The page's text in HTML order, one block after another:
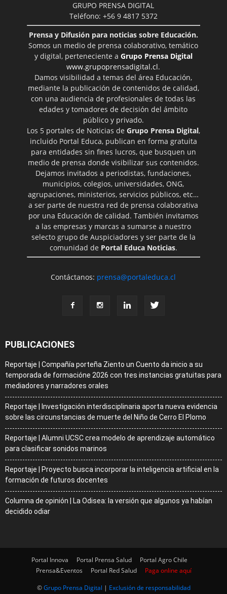
GRUPO PRENSA DIGITAL
Teléfono: +56 9 4817 5372
Prensa y Difusión para noticias sobre Educación.
Somos un medio de prensa colaborativo, temático
y digital, perteneciente a Grupo Prensa Digital
www.grupoprensadigital.cl.
Damos visibilidad a temas del área Educación,
mediante la publicación de contenidos de calidad,
con una audiencia de profesionales de todas las
edades y tomadores de decisión del ámbito
público y privado.
Los 5 portales de Noticias de Grupo Prensa Digital,
incluido Portal Educa, publican en forma gratuita
para entidades sin fines lucros, que busquen un
medio de prensa donde visibilizar sus contenidos.
Dejamos invitados a periodistas, fundaciones,
municipios, colegios, universidades, ONG,
agrupaciones, ministerios, servicios públicos, etc…
a ser parte de nuestra red de prensa colaborativa
por una Educación de calidad. También invitamos
a las empresas y marcas a sumarse a nuestro
selecto grupo de Auspiciadores y ser parte de la
comunidad de Portal Educa Noticias.
Contáctanos: prensa@portaleduca.cl
PUBLICACIONES
Reportaje | Compañía porteña Ziento un Cuento da inicio a su
temporada de formacióne 2026 con tres instancias gratuitas para
mediadores y narradores orales
Reportaje | Investigación interdisciplinaria aporta nueva evidencia
sobre las circunstancias de muerte del Niño de Cerro El Plomo
Reportaje | Alumni UCSC crea modelo de aprendizaje automático
para clasificar sonidos marinos
Reportaje | Proyecto busca incorporar la inteligencia artificial en la
formación de futuros docentes
Columna de opinión | La Odisea: la versión que algunos ya habían
decidido odiar
Portal Innova Portal Prensa Salud
Portal Agro Chile
Prensa&Eventos
Portal Red Salud
Paga online aquí
©Grupo Prensa Digital | Exclusión de responsabilidad